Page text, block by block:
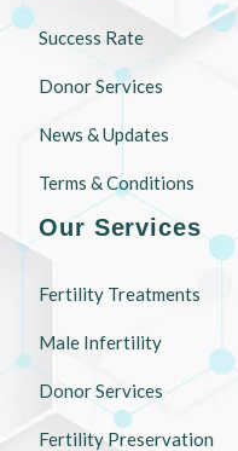
Success Rate
Donor Services
News & Updates
Terms & Conditions
Our Services
Fertility Treatments
Male Infertility
Donor Services
Fertility Preservation